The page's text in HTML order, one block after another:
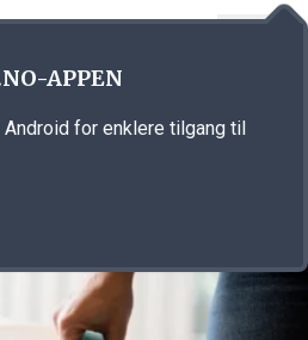
APPEN
Android for enklere tilgang til